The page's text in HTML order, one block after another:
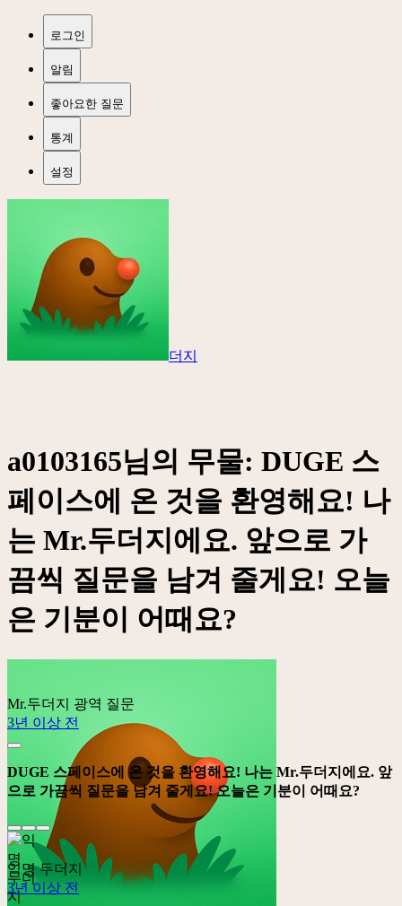
로그인
알림
좋아요한 질문
통계
설정
더지
a0103165님의 무물: DUGE 스
페이스에 온 것을 환영해요! 나
는 Mr.두더지에요. 앞으로 가
끔씩 질문을 남겨 줄게요! 오늘
은 기분이 어때요?
Mr.두더지
광역 질문
3년 이상 전
DUGE 스페이스에 온 것을 환영해요! 나는 Mr.두더지에요. 앞
으로 가끔씩 질문을 남겨 줄게요! 오늘은 기분이 어때요?
익명 두더지
3년 이상 전